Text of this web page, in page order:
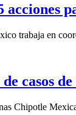
trabaja en
casos
Chipotle